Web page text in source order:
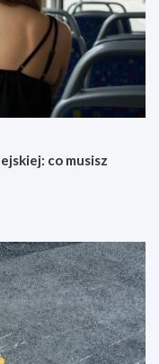
co musisz